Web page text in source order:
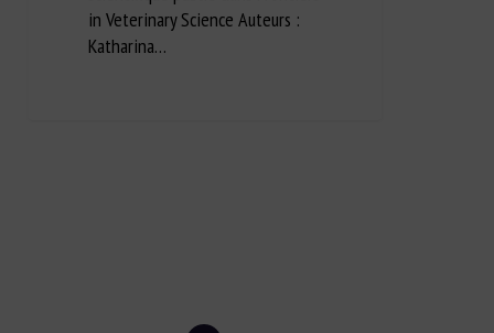
in Veterinary Science Auteurs :
Katharina…